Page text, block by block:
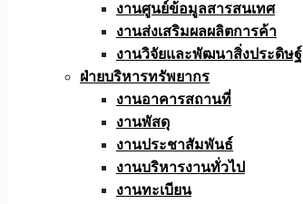
งานศูนย์ข้อมูลสารสนเทศ
งานส่งเสริมผลผลิตการค้า
งานวิจัยและพัฒนาสิ่งประดิษฐ์
ฝ่ายบริหารทรัพยากร
งานอาคารสถานที่
งานพัสดุ
งานประชาสัมพันธ์
งานบริหารงานทั่วไป
งานทะเบียน